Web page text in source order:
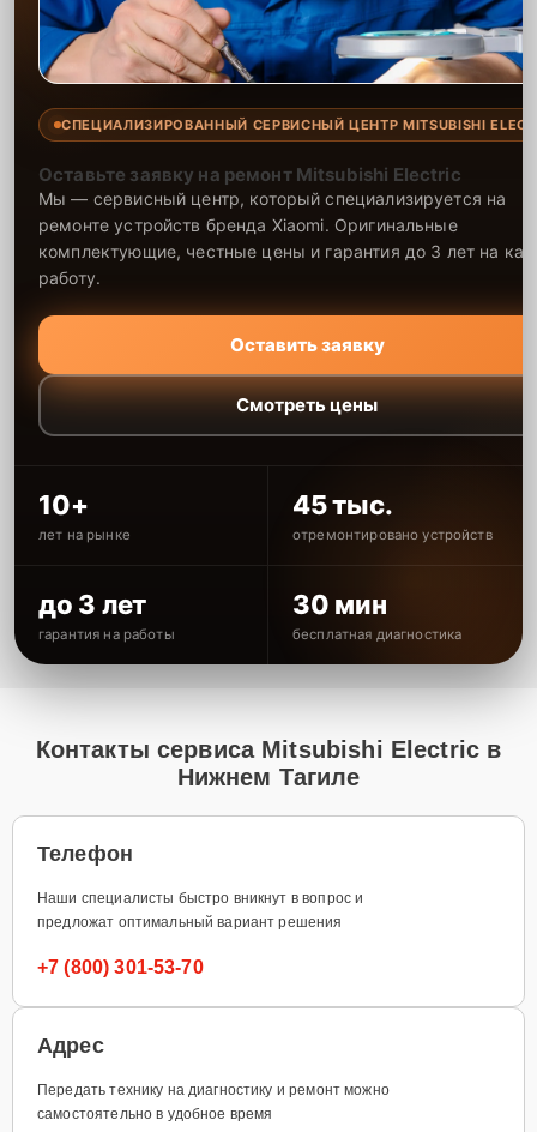
СПЕЦИАЛИЗИРОВАННЫЙ СЕРВИСНЫЙ ЦЕНТР MITSUBISHI
Оставьте заявку на ремонт Mitsubishi Electric
Мы — сервисный центр, который специализируется на
ремонте устройств бренда Xiaomi. Оригинальные
комплектующие, честные цены и гарантия до 3 лет на
работу.
Оставить заявку
Смотреть цены
10+
лет на рынке
45 тыс.
отремонтировано устройств
до 3 лет
гарантия на работы
30 мин
бесплатная диагностика
Контакты сервиса Mitsubishi Electric в
Нижнем Тагиле
Телефон
Наши специалисты быстро вникнут в вопрос и
предложат оптимальный вариант решения
+7 (800) 301-53-70
Адрес
Передать технику на диагностику и ремонт можно
самостоятельно в удобное время